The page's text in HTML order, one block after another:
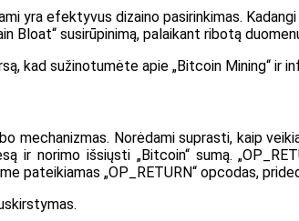
yra efektyvus dizaino pasirinkimas.
Bloat“ susirūpinimą, palaikant ribotą
kad sužinotumėte apie „Bitcoin Mining“ ir
mechanizmas. Norėdami suprasti, kaip
ir norimo išsiųsti „Bitcoin“ sumą.
pateikiamas „OP_RETURN“ opcodas,